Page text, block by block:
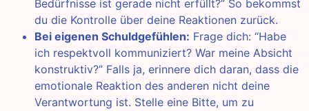
Bedürfnisse ist gerade nicht erfüllt?” So bekommst
du die Kontrolle über deine Reaktionen zurück.
Bei eigenen Schuldgefühlen: Frage dich: “Habe
ich respektvoll kommuniziert? War meine Absicht
konstruktiv?” Falls ja, erinnere dich daran, dass die
emotionale Reaktion des anderen nicht deine
Verantwortung ist. Stelle eine Bitte, um zu